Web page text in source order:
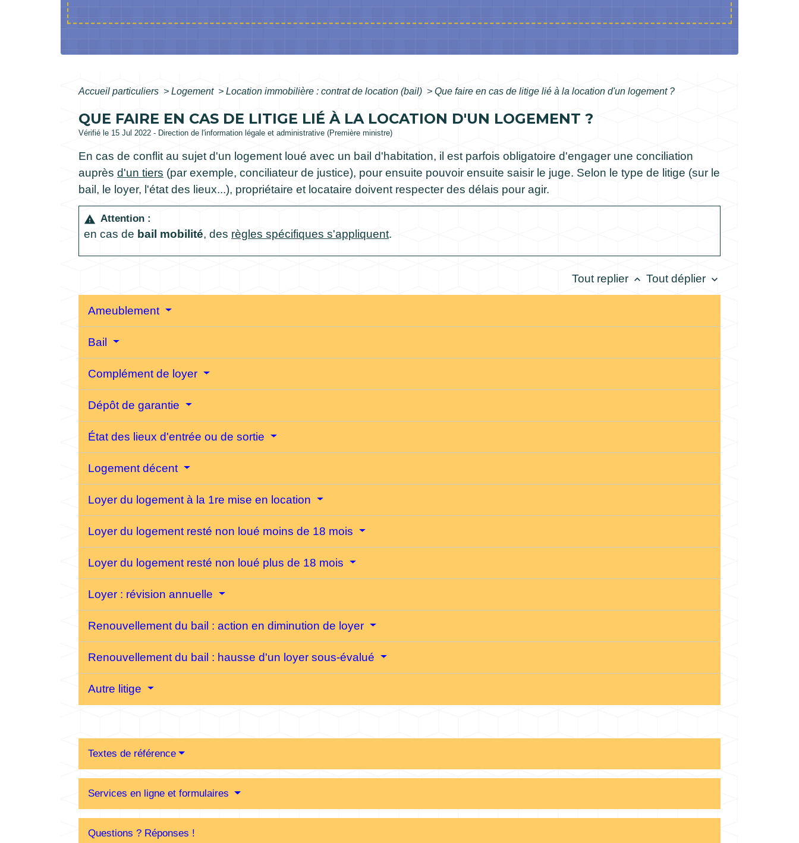
Accueil particuliers > Logement > Location immobilière : contrat de location (bail) > Que faire en cas de litige lié à la location d'un logement ?
QUE FAIRE EN CAS DE LITIGE LIÉ À LA LOCATION D'UN LOGEMENT ?
Vérifié le 15 Jul 2022 - Direction de l'information légale et administrative (Première ministre)
En cas de conflit au sujet d'un logement loué avec un bail d'habitation, il est parfois obligatoire d'engager une conciliation
auprès d'un tiers (par exemple, conciliateur de justice), pour ensuite pouvoir ensuite saisir le juge. Selon le type de litige (sur le
bail, le loyer, l'état des lieux...), propriétaire et locataire doivent respecter des délais pour agir.
warning Attention :
en cas de bail mobilité, des règles spécifiques s'appliquent.
Tout replier keyboard_arrow_up Tout déplier keyboard_arrow_down
Ameublement
Bail
Complément de loyer
Dépôt de garantie
État des lieux d'entrée ou de sortie
Logement décent
Loyer du logement à la 1re mise en location
Loyer du logement resté non loué moins de 18 mois
Loyer du logement resté non loué plus de 18 mois
Loyer : révision annuelle
Renouvellement du bail : action en diminution de loyer
Renouvellement du bail : hausse d'un loyer sous-évalué
Autre litige
Textes de référence
Services en ligne et formulaires
Questions ? Réponses !